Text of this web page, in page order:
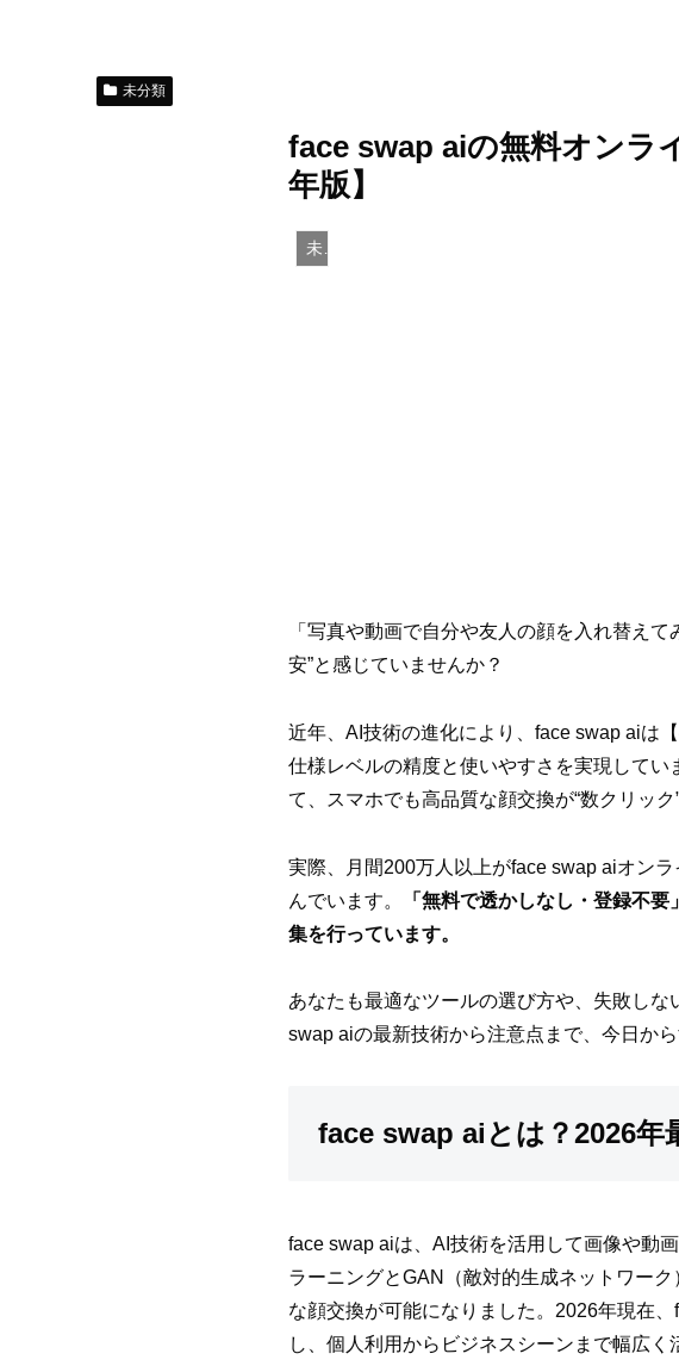
未分類
face swap aiの無料オンラ
年版】
「写真や動画で自分や友人の顔を入れ替え
安”と感じていませんか？
近年、AI技術の進化により、face swap aiは
仕様レベルの精度と使いやすさを実現して
て、スマホでも高品質な顔交換が“数クリック
実際、月間200万人以上がface swap aiオン
んでいます。
「無料で透かしなし・登録不
集を行っています。
あなたも最適なツールの選び方や、失敗し
swap aiの最新技術から注意点まで、今日か
face swap aiとは？2026年
face swap aiは、AI技術を活用して画像や動
ラーニングとGAN（敵対的生成ネットワー
な顔交換が可能になりました。2026年現在
し、個人利用からビジネスシーンまで幅広